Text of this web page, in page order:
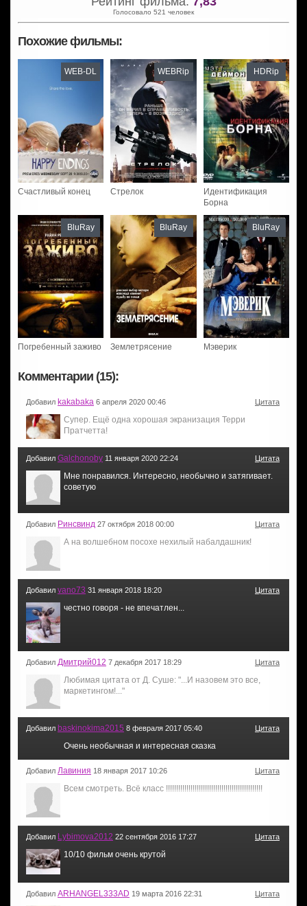
Голосовало 521 человек
Похожие фильмы:
Счастливый конец
WEB-DL
Стрелок
WEBRip
Идентификация
Борна
HDRip
Погребенный заживо
BluRay
Землетрясение
BluRay
Мэверик
BluRay
Комментарии (15):
Добавил kakabaka 6 апреля 2020 00:46 Цитата
Супер. Ещё одна хорошая экранизация Терри
Пратчетта!
Добавил Galchonoby 11 января 2020 22:24 Цитата
Мне понравился. Интересно, необычно и затягивает.
советую
Добавил Ринсвинд 27 октября 2018 00:00 Цитата
А на волшебном посохе нехилый набалдашник!
Добавил vano73 31 января 2018 18:20 Цитата
честно говоря - не впечатлен...
Добавил Дмитрий012 7 декабря 2017 18:29 Цитата
Любимая цитата от Д. Суше: "...И назовем это все,
маркетингом!..."
Добавил baskinokima2015 8 февраля 2017 05:40 Цитата
Очень необычная и интересная сказка
Добавил Лавиния 18 января 2017 10:26 Цитата
Всем смотреть. Всё класс !!!!!!!!!!!!!!!!!!!!!!!!!!!!!!!!!!!!!!!!!!!!!!!
Добавил Lybimova2012 22 сентября 2016 17:27 Цитата
10/10 фильм очень крутой
Добавил ARHANGEL333AD 19 марта 2016 22:31 Цитата